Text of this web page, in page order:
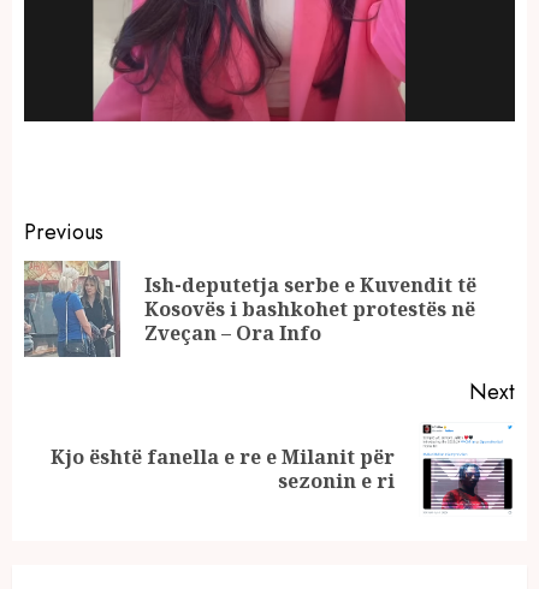
Continue
Reading
Previous
Ish-deputetja serbe e Kuvendit të
Kosovës i bashkohet protestës në
Zveçan – Ora Info
Next
Next
Kjo është fanella e re e Milanit për
sezonin e ri